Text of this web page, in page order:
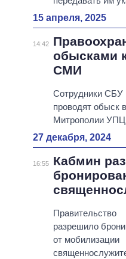
15 апреля, 2025
14:42
обысками
СМИ
Сотрудники СБУ
проводят обыск
Митрополии
27 декабря, 2024
16:55
Кабмин
Правительство
разрешило
от мобилизации